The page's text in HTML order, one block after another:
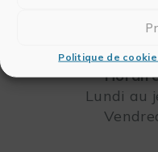
Politique de
FAX :
Lundi au